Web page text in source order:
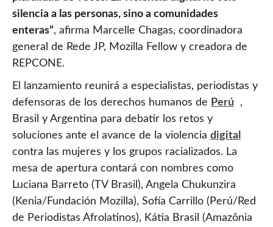
silencia a las personas, sino a comunidades
enteras”, afirma Marcelle Chagas, coordinadora
general de Rede JP, Mozilla Fellow y creadora de
REPCONE.
El lanzamiento reunirá a especialistas, periodistas y
defensoras de los derechos humanos de Perú
,
Brasil y Argentina para debatir los retos y
soluciones ante el avance de la violencia digital
contra las mujeres y los grupos racializados. La
mesa de apertura contará con nombres como
Luciana Barreto (TV Brasil), Angela Chukunzira
(Kenia/Fundación Mozilla), Sofía Carrillo (Perú/Red
de Periodistas Afrolatinos), Kátia Brasil (Amazônia